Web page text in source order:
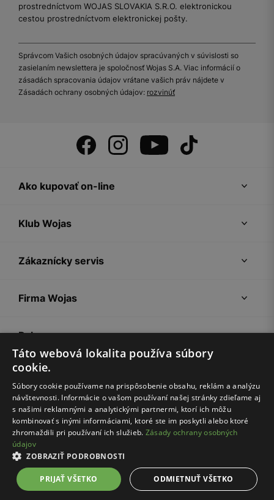
prostredníctvom WOJAS SLOVAKIA S.R.O. elektronickou
cestou prostredníctvom elektronickej pošty.
Správcom Vašich osobných údajov spracúvaných v súvislosti so
zasielaním newslettera je spoločnosť Wojas S.A. Viac informácií o
zásadách spracovania údajov vrátane vašich práv nájdete v
Zásadách ochrany osobných údajov: rozvinúť
Ako kupovať on-line
Klub Wojas
Zákaznícky servis
Firma Wojas
Pokyny
© Wojas 2026
Nákupný poriadok
Táto webová lokalita používa súbory
cookie.
Súbory cookie používame na prispôsobenie obsahu, reklám a analýzu
návštevnosti. Informácie o vašom používaní našej stránky zdieľame aj
s našimi reklamnými a analytickými partnermi, ktorí ich môžu
kombinovať s inými informáciami, ktoré ste im poskytli alebo ktoré
zhromaždili pri používaní ich služieb. Zásady ochrany osobných
údajov
ZOBRAZIŤ PODROBNOSTI
PRIJAŤ VŠETKO ODMIETNUŤ VŠETKO